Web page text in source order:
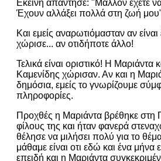
Εκείνη απάντησε: "Μάλλον έχετε να
Έχουν αλλάξει πολλά στη ζωή
Και εμείς αναρωτιόμασταν αν
χώρισε... αν οτιδήποτε άλλο!
Τελικά είναι οριστικό! Η Μαριάντα
Καμενίδης χώρισαν. Αν και η
δημόσια, εμείς το γνωρίζουμε
πληροφορίες.
Προχθές η Μαριάντα βρέθηκε στη
φίλους της και ήταν φανερά
θέλησε να μιλήσει πολύ για το
μάθαμε είναι οτι εδώ και ένα μήνα
επειδή και η Μαριάντα